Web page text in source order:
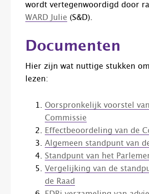
wordt vertegenwoordigd door
WARD Julie (S&D).
Documenten
Hier zijn wat nuttige stukken
lezen:
Oorspronkelijk voorstel
Commissie
Effectbeoordeling van de
Algemeen standpunt van
Standpunt van het
Vergelijking van de
de Raad